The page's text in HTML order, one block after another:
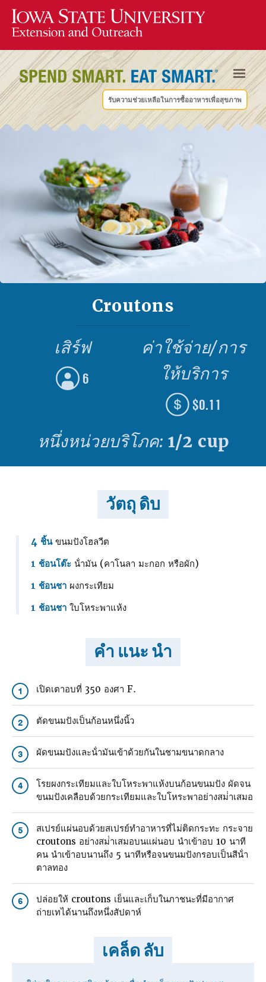
รับความช่วยเหลือในการซื้ออาหารเพื่อสุขภาพ
Croutons
เสิร์ฟ
6
ค่าใช้จ่าย/การ
ให้บริการ
$0.11
หนึ่งหน่วยบริโภค: 1/2 cup
วัตถุ ดิบ
4 ชิ้นขนมปังโฮลวีต
1 ช้อนโต๊ะ น้ํามัน (คาโนลา มะกอก หรือผัก)
1 ช้อนชา ผงกระเทียม
1 ช้อนชา ใบโหระพาแห้ง
คำ แนะ นำ
1 เปิดเตาอบที่ 350 องศา F.
2 ตัดขนมปังเป็นก้อนหนึ่งนิ้ว
3 ผัดขนมปังและน้ํามันเข้าด้วยกันในชามขนาดกลาง
4
โรยผงกระเทียมและใบโหระพาแห้งบนก้อนขนมปัง ผัดจน
ขนมปังเคลือบด้วยกระเทียมและใบโหระพาอย่างสม่ําเสมอ
5
สเปรย์แผ่นอบด้วยสเปรย์ทําอาหารที่ไม่ติดกระทะ กระจาย
croutons อย่างสม่ําเสมอบนแผ่นอบ นําเข้าอบ 10 นาที
คน นําเข้าอบนานถึง 5 นาทีหรือจนขนมปังกรอบเป็นสีน้ํา
ตาลทอง
6
ปล่อยให้ croutons เย็นและเก็บในภาชนะที่มีอากาศ
ถ่ายเทได้นานถึงหนึ่งสัปดาห์
เคล็ด ลับ